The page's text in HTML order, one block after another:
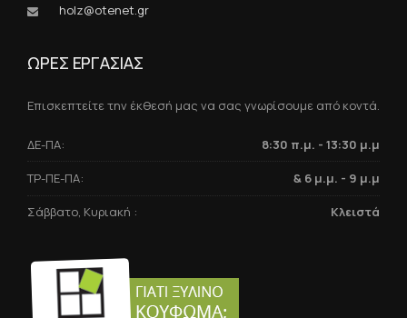
holz@otenet.gr
ΩΡΕΣ ΕΡΓΑΣΙΑΣ
Επισκεπτείτε την έκθεσή μας να σας γνωρίσουμε από κοντά.
ΔΕ-ΠΑ: 8:30 π.μ. - 13:30 μ.μ
ΤΡ-ΠΕ-ΠΑ: & 6 μ.μ. - 9 μ.μ
Σάββατο, Κυριακή : Κλειστά